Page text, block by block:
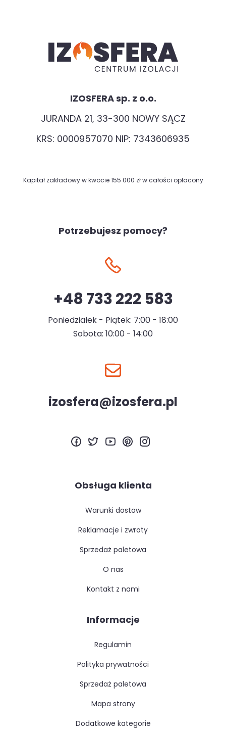
IZOSFERA sp. z o.o.
JURANDA 21, 33-300 NOWY SĄCZ
KRS: 0000957070 NIP: 7343606935
Kapitał zakładowy w kwocie 155 000 zł w całości opłacony
Potrzebujesz pomocy?
+48 733 222 583
Poniedziałek - Piątek: 7:00 - 18:00
Sobota: 10:00 - 14:00
izosfera@izosfera.pl
Obsługa klienta
warunki dostaw
reklamacje i zwroty
sprzedaż paletowa
o nas
kontakt z nami
Informacje
regulamin
polityka prywatności
sprzedaż paletowa
mapa strony
dodatkowe kategorie